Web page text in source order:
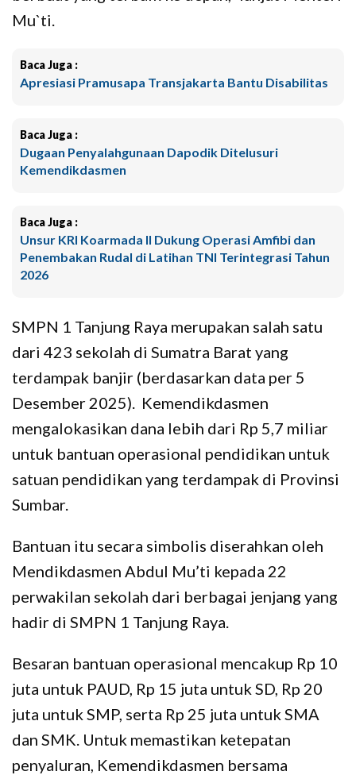
Mu`ti.
Baca Juga :
Apresiasi Pramusapa Transjakarta Bantu Disabilitas
Baca Juga :
Dugaan Penyalahgunaan Dapodik Ditelusuri
Kemendikdasmen
Baca Juga :
Unsur KRI Koarmada II Dukung Operasi Amfibi dan
Penembakan Rudal di Latihan TNI Terintegrasi Tahun
2026
SMPN 1 Tanjung Raya merupakan salah satu
dari 423 sekolah di Sumatra Barat yang
terdampak banjir (berdasarkan data per 5
Desember 2025). Kemendikdasmen
mengalokasikan dana lebih dari Rp 5,7 miliar
untuk bantuan operasional pendidikan untuk
satuan pendidikan yang terdampak di Provinsi
Sumbar.
Bantuan itu secara simbolis diserahkan oleh
Mendikdasmen Abdul Mu’ti kepada 22
perwakilan sekolah dari berbagai jenjang yang
hadir di SMPN 1 Tanjung Raya.
Besaran bantuan operasional mencakup Rp 10
juta untuk PAUD, Rp 15 juta untuk SD, Rp 20
juta untuk SMP, serta Rp 25 juta untuk SMA
dan SMK. Untuk memastikan ketepatan
penyaluran, Kemendikdasmen bersama